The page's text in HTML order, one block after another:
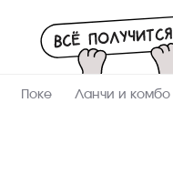
Поке Ланчи и комбо